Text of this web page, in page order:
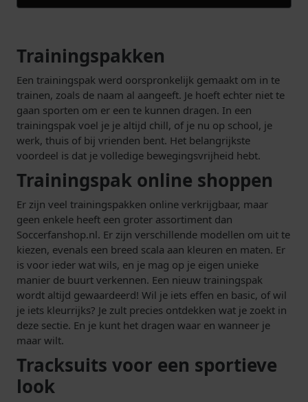
Trainingspakken
Een trainingspak werd oorspronkelijk gemaakt om in te
trainen, zoals de naam al aangeeft. Je hoeft echter niet te
gaan sporten om er een te kunnen dragen. In een
trainingspak voel je je altijd chill, of je nu op school, je
werk, thuis of bij vrienden bent. Het belangrijkste
voordeel is dat je volledige bewegingsvrijheid hebt.
Trainingspak online shoppen
Er zijn veel trainingspakken online verkrijgbaar, maar
geen enkele heeft een groter assortiment dan
Soccerfanshop.nl. Er zijn verschillende modellen om uit te
kiezen, evenals een breed scala aan kleuren en maten. Er
is voor ieder wat wils, en je mag op je eigen unieke
manier de buurt verkennen. Een nieuw trainingspak
wordt altijd gewaardeerd! Wil je iets effen en basic, of wil
je iets kleurrijks? Je zult precies ontdekken wat je zoekt in
deze sectie. En je kunt het dragen waar en wanneer je
maar wilt.
Tracksuits voor een sportieve
look